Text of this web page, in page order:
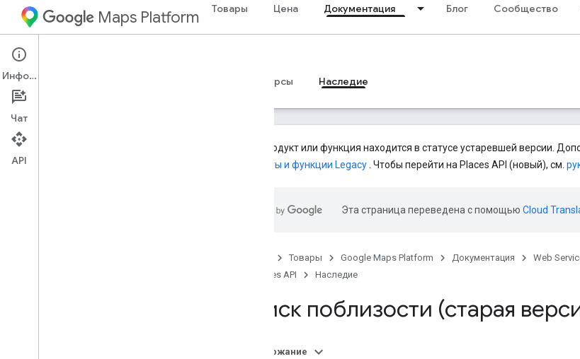
Maps Platform Товары Цена Документация Блог Сообщество
Web Services
Руководства
Ресурсы Наследие
Этот продукт или функция находится в статусе устаревшей версии.
Продукты и функции Legacy . Чтобы перейти на Places API (новый), см.
Эта страница переведена с помощью Cloud
Товары Google Maps Platform Документация
Web
Places API
Наследие
Поиск поблизости (старая
Содержание
Информация
Чат
API